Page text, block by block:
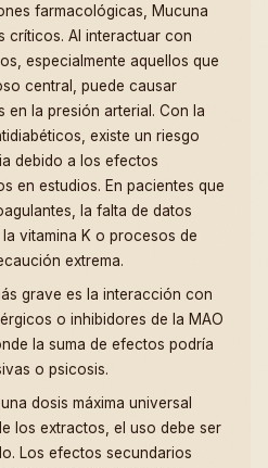
farmacológicas, Mucuna
críticos. Al interactuar con
especialmente aquellos que
central, puede causar
en la presión arterial. Con la
existe un riesgo
debido a los efectos
en estudios. En pacientes que
la falta de datos
vitamina K o procesos de
extrema.
grave es la interacción con
o inhibidores de la MAO
la suma de efectos podría
o psicosis.
dosis máxima universal
los extractos, el uso debe ser
Los efectos secundarios